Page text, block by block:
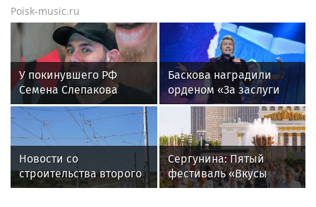
Poisk-music.ru
У покинувшего РФ
Семена Слепакова
нашли еще две
квартиры в Москве
Баскова наградили
орденом «За заслуги
перед отечеством»
IV степени
Новости со
строительства второго
этапа линии
Сергунина: Пятый
фестиваль «Вкусы
России» пройдет в